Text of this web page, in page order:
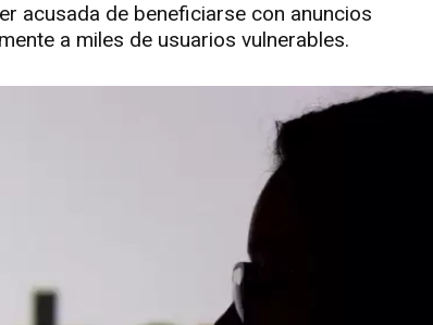
acusada de beneficiarse con anuncios
a miles de usuarios vulnerables.